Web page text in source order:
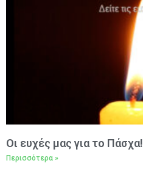
Oι ευχές μας για το Πάσχα!
Περισσότερα »